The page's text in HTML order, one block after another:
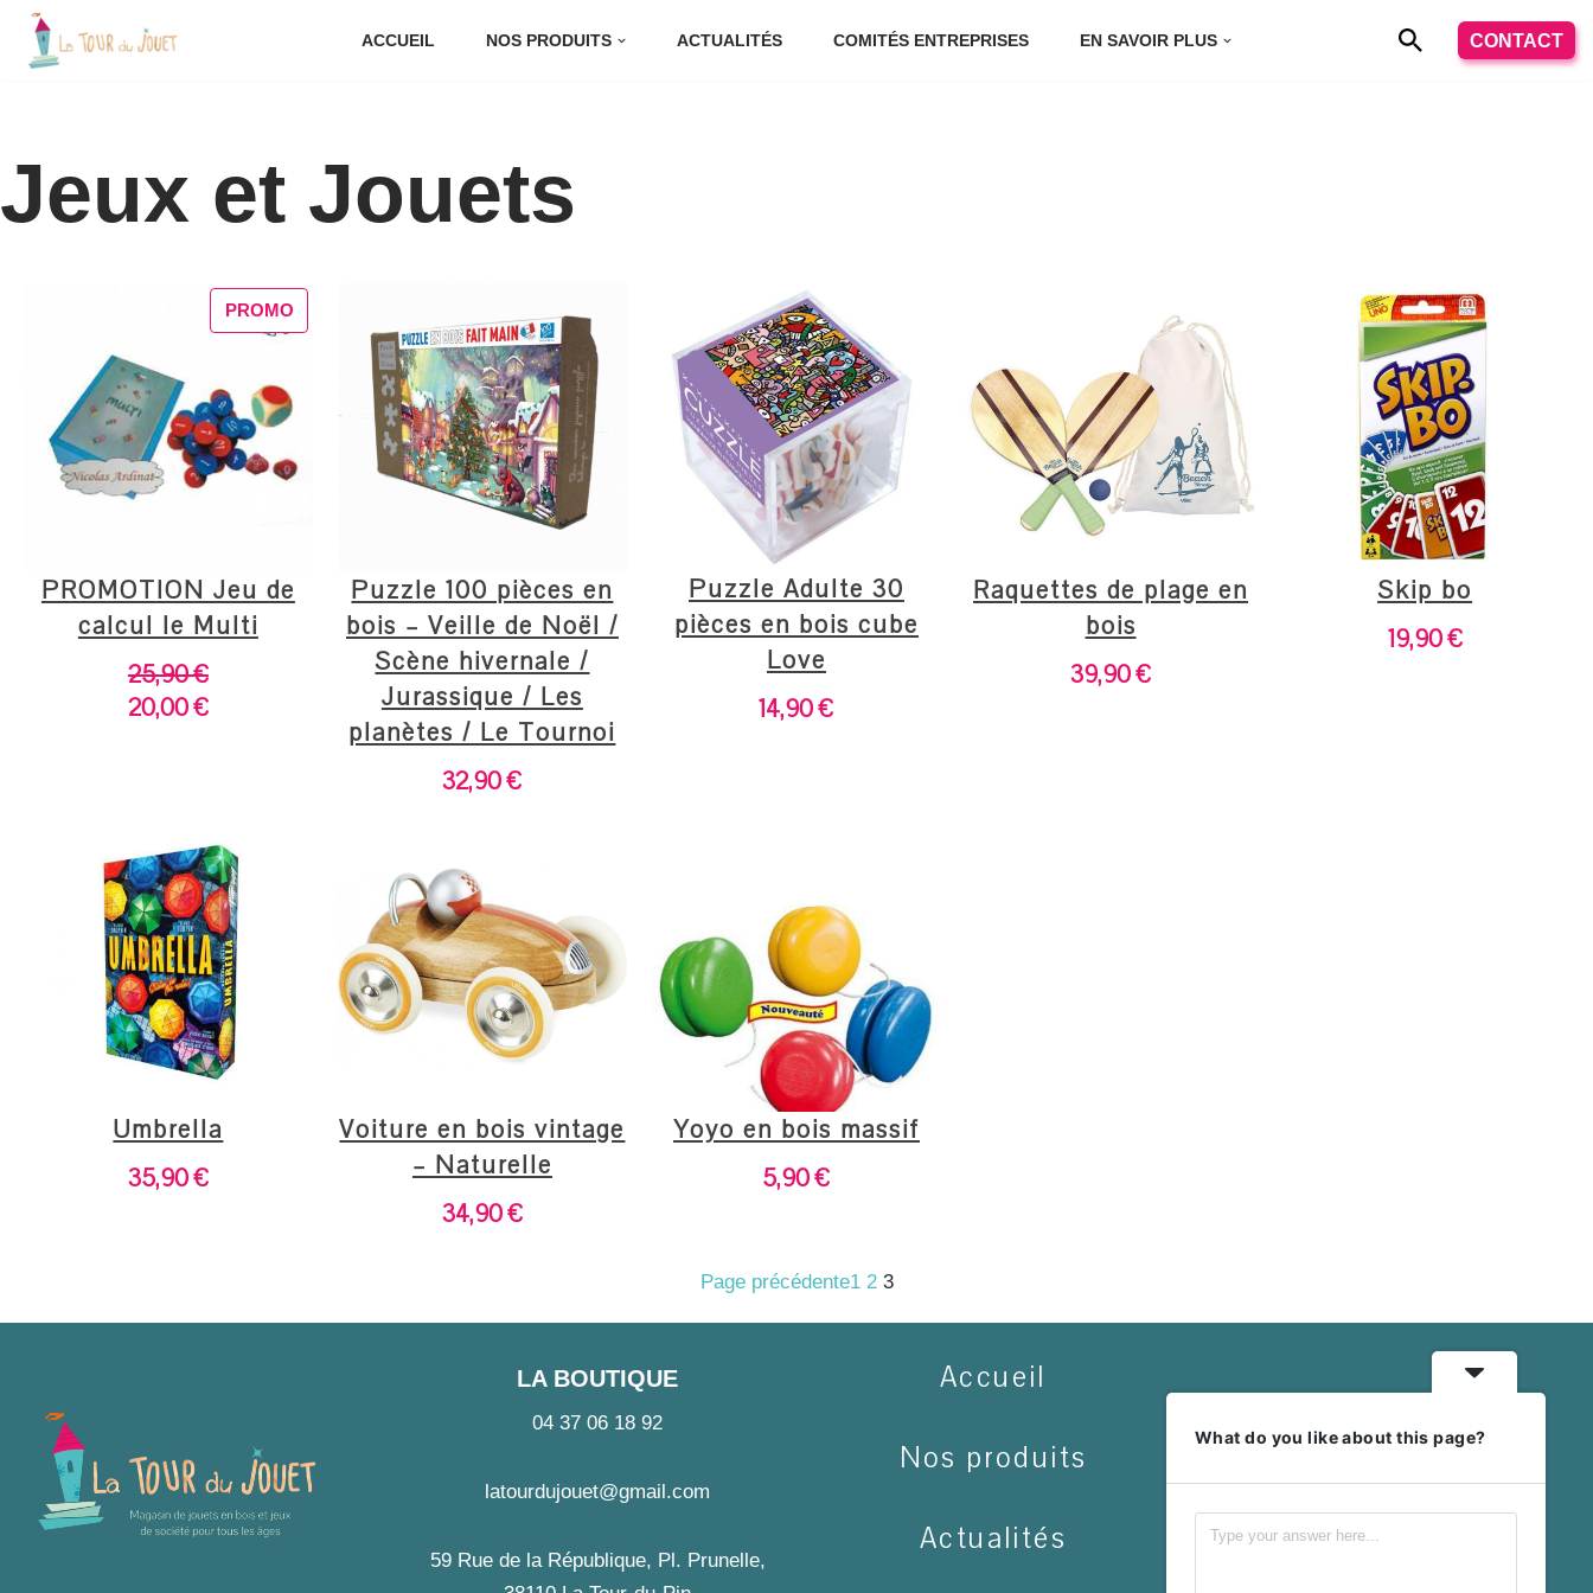
Aller
ACCUEIL NOS PRODUITS ACTUALITÉS COMITÉS ENTREPRISES EN SAVOIR PLUS CONTACT
Jeux et Jouets
PROMO
PROMOTION Jeu de
calcul le Multi
25,90€
20,00€
Puzzle 100 pièces en
bois – Veille de Noël /
Scène hivernale /
Jurassique / Les
planètes / Le Tournoi
32,90€
Puzzle Adulte 30
pièces en bois cube
Love
14,90€
Raquettes de plage en
bois
39,90€
Skip bo
19,90€
Umbrella
35,90€
Voiture en bois vintage
– Naturelle
34,90€
Yoyo en bois massif
5,90€
Page précédente1 2 3
LA BOUTIQUE
04 37 06 18 92
latourdujouet@gmail.com
59 Rue de la République, Pl. Prunelle,
Accueil
Nos produits
Actualités
What do you like about this page?